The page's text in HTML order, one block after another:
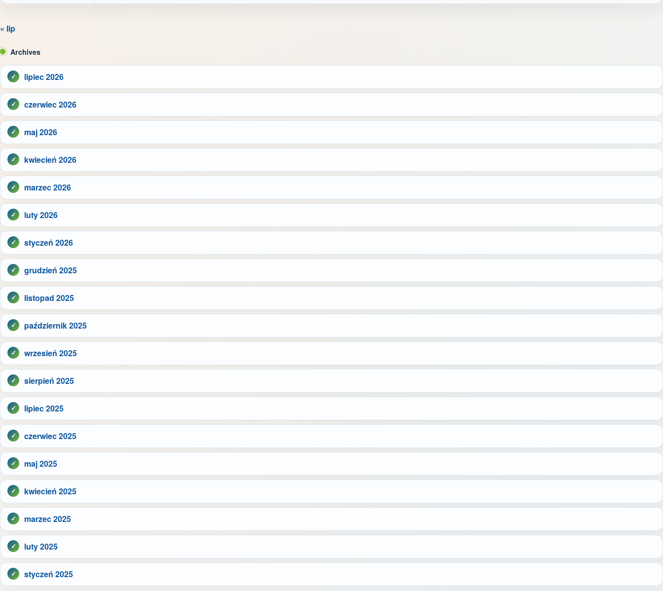
« lip
Archives
lipiec 2026
czerwiec 2026
maj 2026
kwiecień 2026
marzec 2026
luty 2026
styczeń 2026
grudzień 2025
listopad 2025
październik 2025
wrzesień 2025
sierpień 2025
lipiec 2025
czerwiec 2025
maj 2025
kwiecień 2025
marzec 2025
luty 2025
styczeń 2025